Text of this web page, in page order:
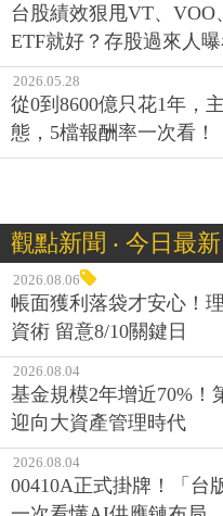
台股績效狠甩VT、
ETF就好？存股過來人
2026.05.28
從0到8600億只花1年，
態，5檔報酬率一次看！
觀點新聞 ‧ 今日最新
2026.08.06
帳面獲利落袋才安心！
資術 留意8/10關鍵日
2026.08.04
基金規模2年增近70%
迎向大資產管理時代
2026.08.04
00410A正式掛牌！「台